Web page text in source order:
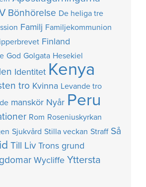
Bönhörelse De heliga tre
Familj Familjekommunion
Finland
God Golgata Hesekiel
Identitet Kenya
tro Kvinna Levande tro
manskör Nyår Peru
Rom Roseniuskyrkan
Sjukvård Stilla veckan Straff Så
Till Liv Trons grund
Wycliffe Yttersta